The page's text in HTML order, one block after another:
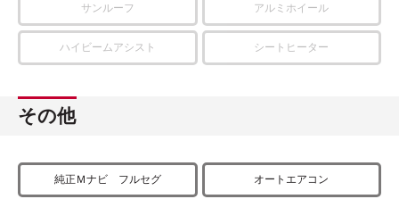
サンルーフ アルミホイール
ハイビームアシスト シートヒーター
その他
純正Ｍナビ フルセグ オートエアコン